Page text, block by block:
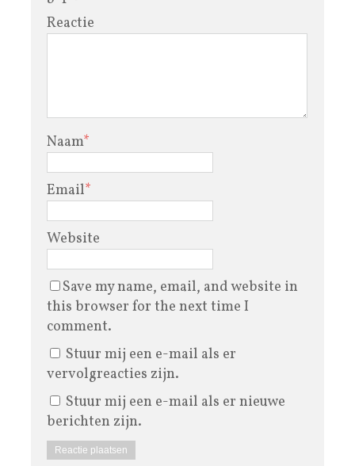
Reactie
Naam*
Email*
Website
Save my name, email, and website in
this browser for the next time I
comment.
Stuur mij een e-mail als er
vervolgreacties zijn.
Stuur mij een e-mail als er nieuwe
berichten zijn.